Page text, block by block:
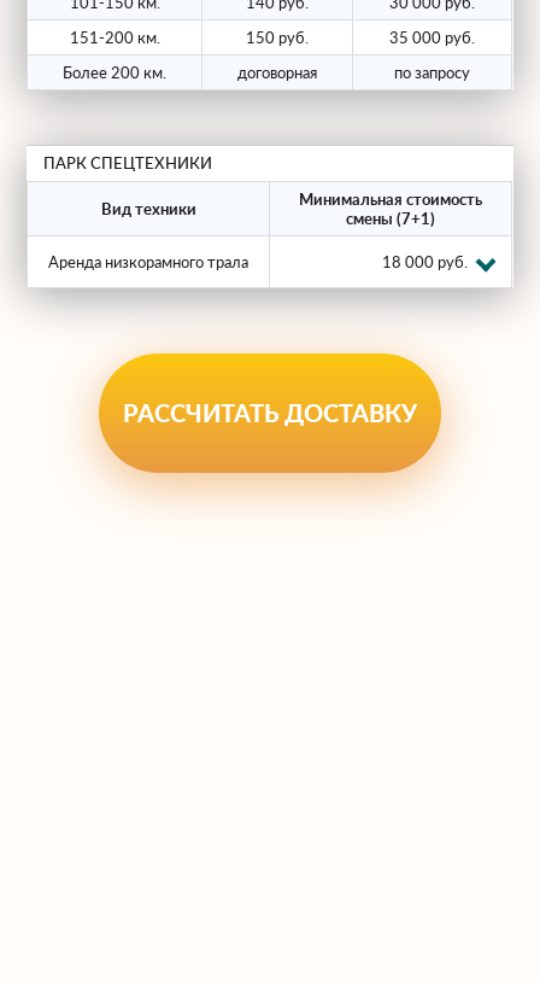
151-200 км.
150 руб.
35 000 руб.
Более 200 км.
договорная по запросу
ПАРК СПЕЦТЕХНИКИ
Вид техники
Минимальная стоимость
смены (7+1)
Аренда низкорамного трала 18 000 руб.
РАССЧИТАТЬ ДОСТАВКУ